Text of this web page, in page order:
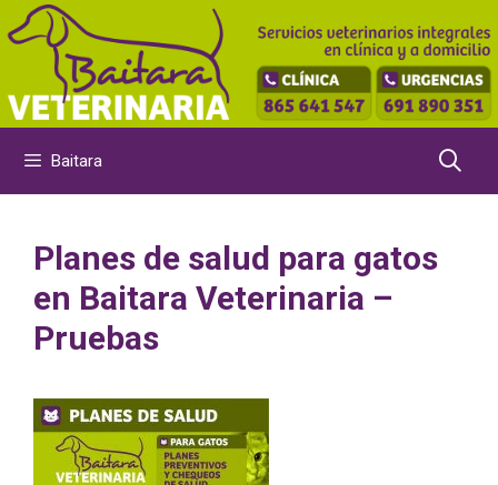
Saltar
al
contenido
Baitara
Planes de salud para gatos
en Baitara Veterinaria –
Pruebas